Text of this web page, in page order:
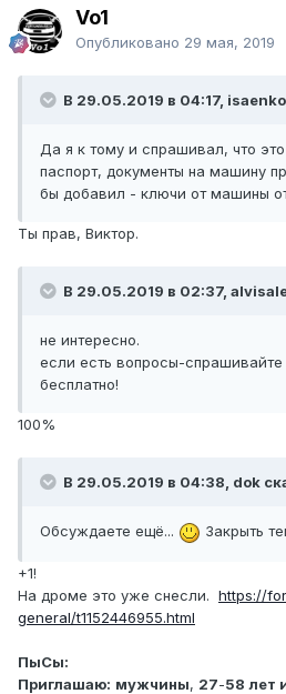
Vo1
Опубликовано 29 мая, 2019
В 29.05.2019 в 04:17,
Да я к тому и спрашивал, что
паспорт, документы на машину
бы добавил - ключи от машины
Ты прав, Виктор.
В 29.05.2019 в 02:37,
не интересно.
если есть вопросы-спрашивайте
бесплатно!
100%
В 29.05.2019 в 04:38, dok
Обсуждаете ещё... Закрыть
+1!
На дроме это уже снесли. https://
general/t1152446955.html
ПыСы:
Приглашаю: мужчины, 27-58 лет